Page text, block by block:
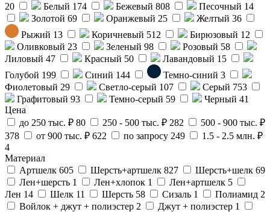
20
Белый 174 Бежевый 808 Песочный 14
Золотой 69 Оранжевый 25 Желтый 36
Рыжий 13 Коричневый 512 Бирюзовый 12
Оливковый 23 Зеленый 98 Розовый 58
Лиловый 47 Красный 50 Лавандовый 15
Голубой 199 Синий 144 Темно-синий 3
Фиолетовый 29 Светло-серый 107 Серый 753
Графитовый 93 Темно-серый 59 Черный 41
Цена
до 250 тыс. ₽ 80 250 - 500 тыс. ₽ 282
500 - 900 тыс. ₽
378
от 900 тыс. ₽ 622 по запросу 249
1.5 - 2.5 млн. ₽
4
Материал
Артшелк 605 Шерсть+артшелк 827 Шерсть+шелк 69
Лен+шерсть 1 Лен+хлопок 1 Лен+артшелк 5
Лен 14 Шелк 11 Шерсть 58 Сизаль 1 Полиамид 2
Войлок + джут + полиэстер 2 Джут + полиэстер 1